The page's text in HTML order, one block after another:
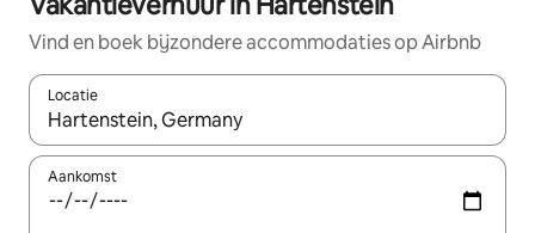
Vind en boek bijzondere accommodaties op Airbnb
Locatie
Wanneer er suggesties beschikbaar zijn, maak je een keuze
Aankomst